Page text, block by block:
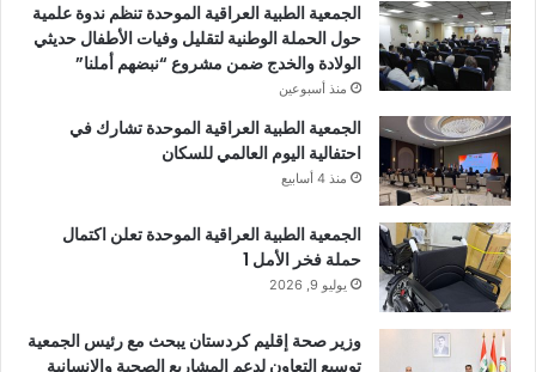
الجمعية الطبية العراقية الموحدة تنظم ندوة علمية
حول الحملة الوطنية لتقليل وفيات الأطفال حديثي
الولادة والخدج ضمن مشروع “نبضهم أملنا”
منذ أسبوعين
الجمعية الطبية العراقية الموحدة تشارك في
احتفالية اليوم العالمي للسكان
منذ 4 أسابيع
الجمعية الطبية العراقية الموحدة تعلن اكتمال
حملة فخر الأمل 1
يوليو 9, 2026
وزير صحة إقليم كردستان يبحث مع رئيس الجمعية
توسيع التعاون لدعم المشاريع الصحية والإنسانية